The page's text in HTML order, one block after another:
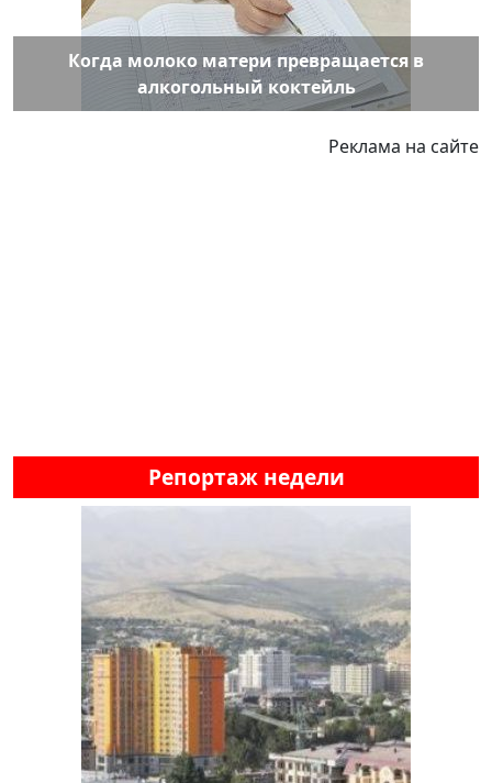
Когда молоко матери превращается в
алкогольный коктейль
Реклама на сайте
Репортаж недели